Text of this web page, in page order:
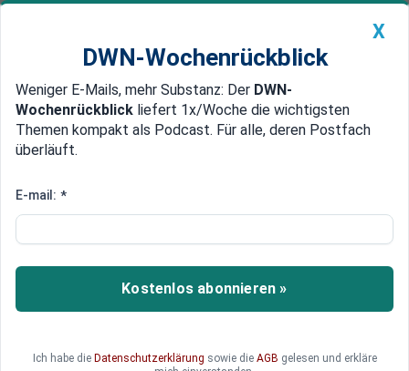
Newsticker MEIN DWN: Geldanlage Premium
Edelmetalle DWN-Magazin China
Bullenmarkt im Blick: Steht der
Wende?
Die globalen Aktienmärkte erleben nach Jahren
starken Wachstums wieder mehr Unsicherheit
lässt sich ablesen, ob der Aufwärtstrend seine
X
DWN-Wochenrückblick
Weniger E-Mails, mehr Substanz: Der DWN-
Wochenrückblick liefert 1x/Woche die wichtigsten
Themen kompakt als Podcast. Für alle, deren Postfach
überläuft.
E-mail: *
Kostenlos abonnieren »
Ich habe die Datenschutzerklärung sowie die AGB gelesen und erkläre